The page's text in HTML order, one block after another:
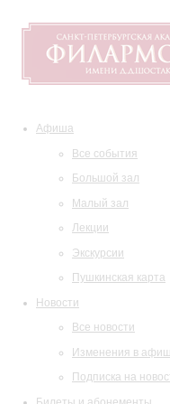
Афиша
Все события
Большой зал
Малый зал
Лекции
Экскурсии
Пушкинская карта
Новости
Все новости
Изменения в
Подписка на